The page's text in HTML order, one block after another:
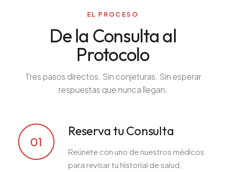
EL PROCESO
De la Consulta al
Protocolo
Tres pasos directos. Sin conjeturas. Sin esperar
respuestas que nunca llegan.
01
Reserva tu Consulta
Reúnete con uno de nuestros médicos
para revisar tu historial de salud,